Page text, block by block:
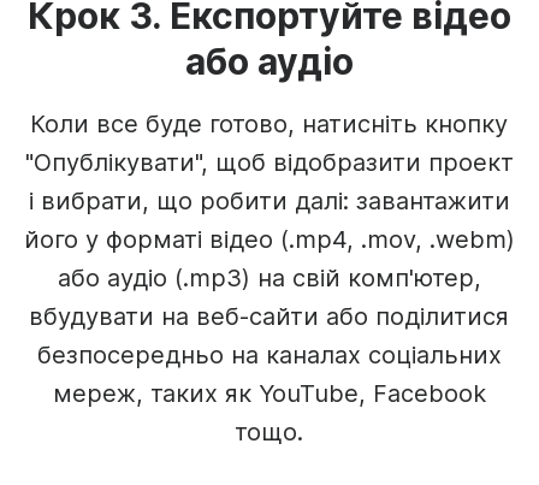
Крок 3. Експортуйте відео
або аудіо
Коли все буде готово, натисніть кнопку
"Опублікувати", щоб відобразити проект
і вибрати, що робити далі: завантажити
його у форматі відео (.mp4, .mov, .webm)
або аудіо (.mp3) на свій комп'ютер,
вбудувати на веб-сайти або поділитися
безпосередньо на каналах соціальних
мереж, таких як YouTube, Facebook
тощо.